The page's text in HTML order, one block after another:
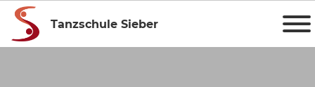
Tanzschule Sieber